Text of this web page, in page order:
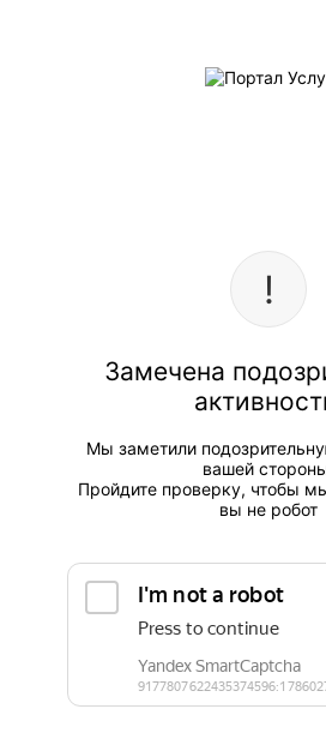
Замечена
Мы заметили
вашей
Пройдите проверку, чтобы
вы не робот